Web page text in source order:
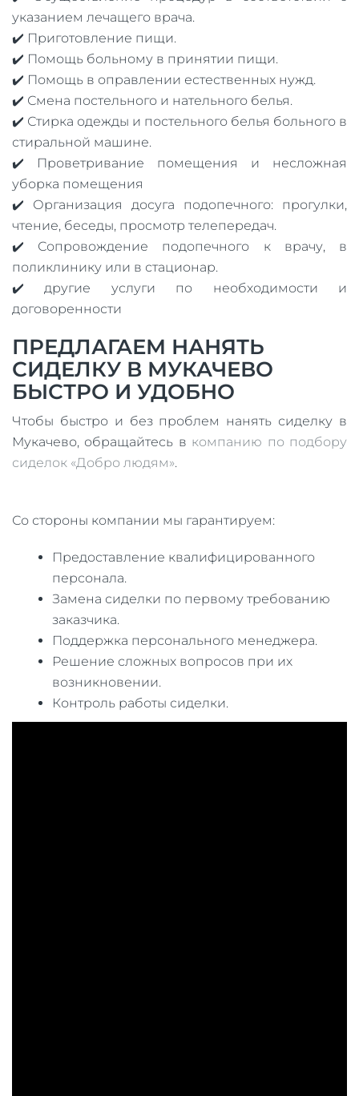
указанием лечащего врача.
✔️ Приготовление пищи.
✔️ Помощь больному в принятии пищи.
✔️ Помощь в оправлении естественных нужд.
✔️ Смена постельного и нательного белья.
✔️ Стирка одежды и постельного белья больного в
стиральной машине.
✔️ Проветривание помещения и несложная
уборка помещения
✔️ Организация досуга подопечного: прогулки,
чтение, беседы, просмотр телепередач.
✔️ Сопровождение подопечного к врачу, в
поликлинику или в стационар.
✔️ другие услуги по необходимости и
договоренности
ПРЕДЛАГАЕМ НАНЯТЬ
СИДЕЛКУ В МУКАЧЕВО
БЫСТРО И УДОБНО
Чтобы быстро и без проблем нанять сиделку в
Мукачево, обращайтесь в компанию по подбору
сиделок «Добро людям».
Со стороны компании мы гарантируем:
Предоставление квалифицированного
персонала.
Замена сиделки по первому требованию
заказчика.
Поддержка персонального менеджера.
Решение сложных вопросов при их
возникновении.
Контроль работы сиделки.